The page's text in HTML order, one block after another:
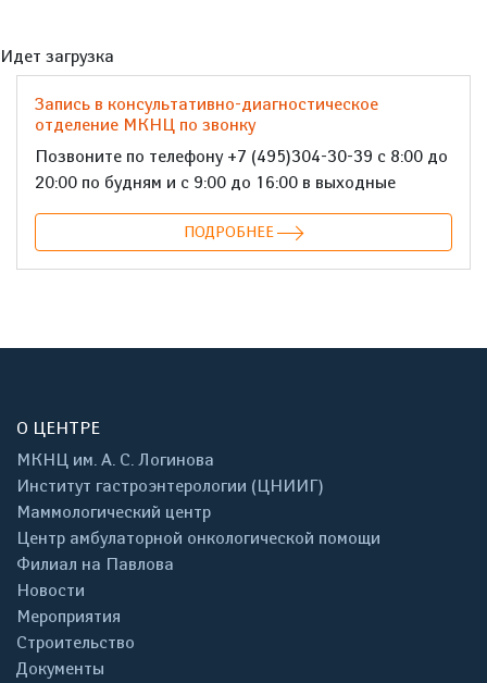
Идет загрузка
Запись в консультативно-диагностическое
отделение МКНЦ по звонку
Позвоните по телефону +7 (495)304-30-39 с 8:00 до
20:00 по будням и с 9:00 до 16:00 в выходные
ПОДРОБНЕЕ
О ЦЕНТРЕ
МКНЦ им. А. С. Логинова
Институт гастроэнтерологии (ЦНИИГ)
Маммологический центр
Центр амбулаторной онкологической помощи
Филиал на Павлова
Новости
Мероприятия
Строительство
Документы